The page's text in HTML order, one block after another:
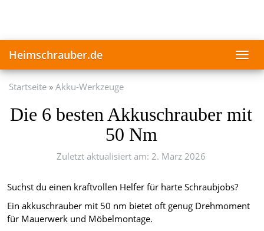
Heimschrauber.de
Startseite Akku-Werkzeuge
Die 6 besten Akkuschrauber mit
50 Nm
Zuletzt aktualisiert am: 2. März 2026
Suchst du einen kraftvollen Helfer für harte Schraubjobs?
Ein akkuschrauber mit 50 nm bietet oft genug Drehmoment
für Mauerwerk und Möbelmontage.